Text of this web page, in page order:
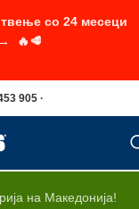
905 ·
на Македонија!
со 24 месеци
→ 🔥🥩